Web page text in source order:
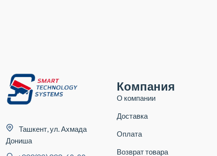
Ташкент, ул. Ахмада
Дониша
Компания
О компании
Доставка
Оплата
Возврат товара